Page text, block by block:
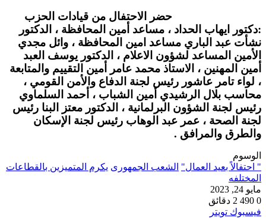
حضر الاحتفال من قيادات الحزب
:دكتور ايهاب الحداد ، مساعد أمين المحافظة ، الدكتور
نشأت عبد الباري مساعد امين المحافظة ، وائل مجدي
الأمين المساعد لشؤون الاعلام ، الدكتور يوسف العبد
أمين المهنين ، الاستاذ محمد عامر أمين التقييم والمتابعة
، لواء تامر عاشور رئيس لجنة الدفاع والأمن القومي ،
محاسب بلال الرشيدي أمين الشباب ، أحمد السلماوي
رئيس لجنة الشؤون البرلمانية ، الدكتور معتز البنا رئيس
لجنة الصحة ، عمر عبد الوهاب رئيس لجنة الإسكان
والطرق والمرافق .
الوسوم
" احتفالاً بعيد العمال" الشعب الجمهورى يكرم المتميزين بالقطاعات
المختلفه
مايو 24, 2023
0
2 دقائق
فيسبوك تويتر